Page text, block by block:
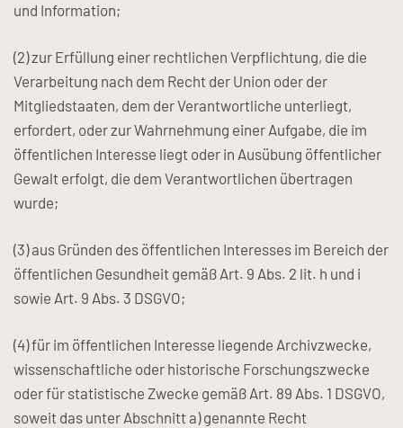
und Information;
(2) zur Erfüllung einer rechtlichen Verpflichtung, die die
Verarbeitung nach dem Recht der Union oder der
Mitgliedstaaten, dem der Verantwortliche unterliegt,
erfordert, oder zur Wahrnehmung einer Aufgabe, die im
öffentlichen Interesse liegt oder in Ausübung öffentlicher
Gewalt erfolgt, die dem Verantwortlichen übertragen
wurde;
(3) aus Gründen des öffentlichen Interesses im Bereich der
öffentlichen Gesundheit gemäß Art. 9 Abs. 2 lit. h und i
sowie Art. 9 Abs. 3 DSGVO;
(4) für im öffentlichen Interesse liegende Archivzwecke,
wissenschaftliche oder historische Forschungszwecke
oder für statistische Zwecke gemäß Art. 89 Abs. 1 DSGVO,
soweit das unter Abschnitt a) genannte Recht